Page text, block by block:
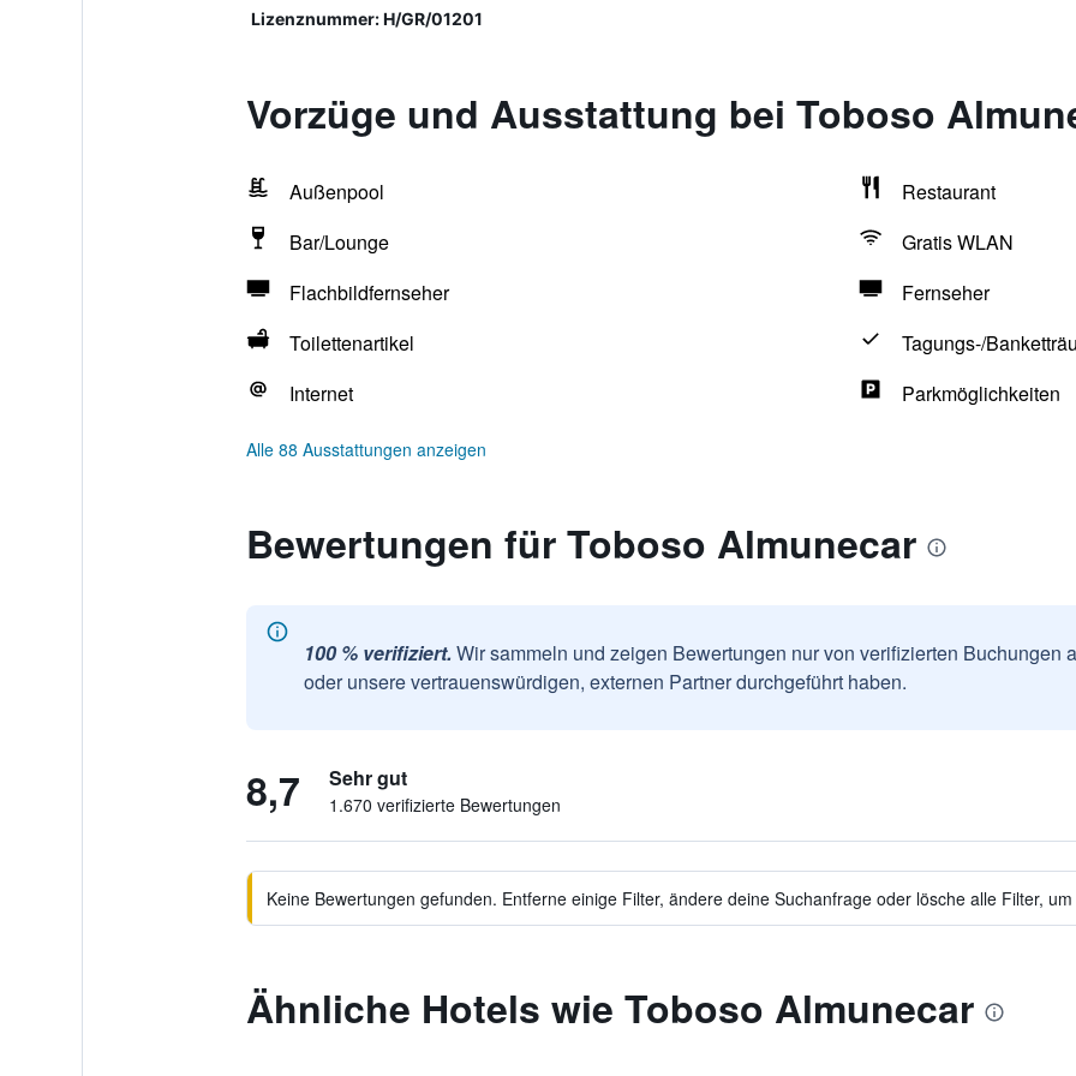
Lizenznummer: H/GR/01201
Vorzüge und Ausstattung bei Toboso
Außenpool
Restaurant
Bar/Lounge
Gratis WLAN
Flachbildfernseher
Fernseher
Toilettenartikel
Tagungs-/
Internet
Parkmöglichkeiten
Alle 88 Ausstattungen anzeigen
Bewertungen für Toboso Almunecar
100 % verifiziert. Wir sammeln und zeigen Bewertungen nur von verifizierten Buchungen
oder unsere vertrauenswürdigen, externen Partner durchgeführt haben.
8,7 Sehr gut
1.670 verifizierte Bewertungen
Keine Bewertungen gefunden. Entferne einige Filter, ändere deine Suchanfrage oder lösche alle Filter,
Ähnliche Hotels wie Toboso Almunecar